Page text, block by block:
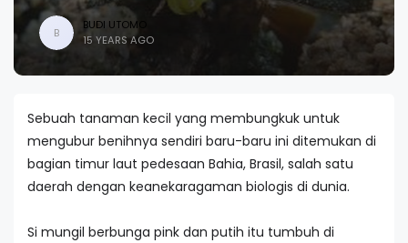
B
BUDI UTOMO
15 YEARS AGO
Sebuah tanaman kecil yang membungkuk untuk
mengubur benihnya sendiri baru-baru ini ditemukan di
bagian timur laut pedesaan Bahia, Brasil, salah satu
daerah dengan keanekaragaman biologis di dunia.
Si mungil berbunga pink dan putih itu tumbuh di